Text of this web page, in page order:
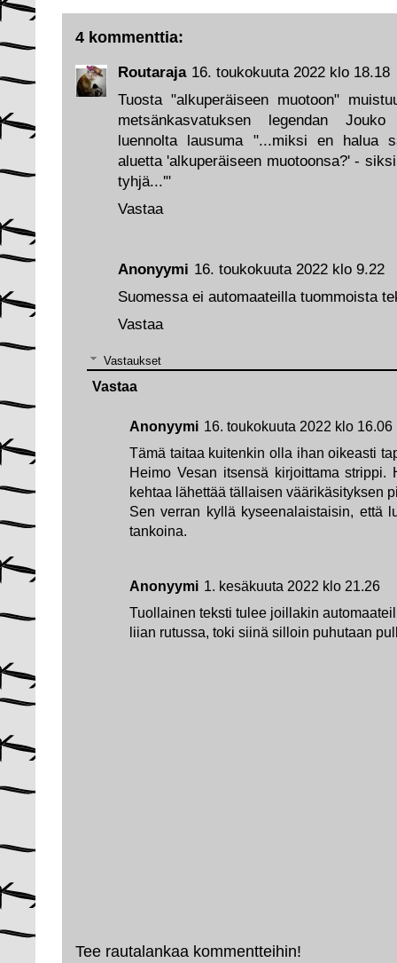
4 kommenttia:
Anonyymi 16. toukokuuta 2022 klo 9.22
Suomessa ei automaateilla tuommoista
Vastaa
Vastaukset
Anonyymi 16. toukokuuta 2022 klo 16.06
Tämä taitaa kuitenkin olla ihan oikeasti
Heimo Vesan itsensä kirjoittama strippi.
kehtaa lähettää tällaisen väärikäsityksen
Sen verran kyllä kyseenalaistaisin, että
tankoina.
Anonyymi 1. kesäkuuta 2022 klo 21.26
Tuollainen teksti tulee joillakin
liian rutussa, toki siinä silloin puhutaan
Vastaa
Routaraja 16. toukokuuta 2022 klo 18.18
Tuosta "alkuperäiseen muotoon"
metsänkasvatuksen legendan
luennolta lausuma "...miksi en halua
aluetta 'alkuperäiseen muotoonsa?' -
tyhjä...'"
Vastaa
Tee rautalankaa kommentteihin!